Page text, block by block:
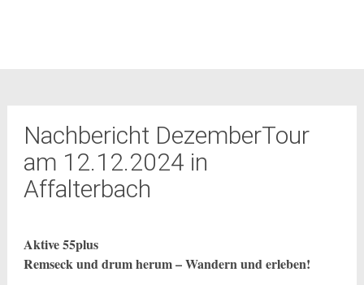
Nachbericht DezemberTour
am 12.12.2024 in
Affalterbach
Aktive 55plus
Remseck und drum herum – Wandern und erleben!